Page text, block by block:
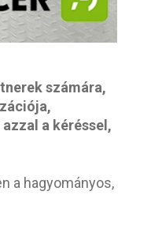
számára,
a kéréssel,
a hagyományos,